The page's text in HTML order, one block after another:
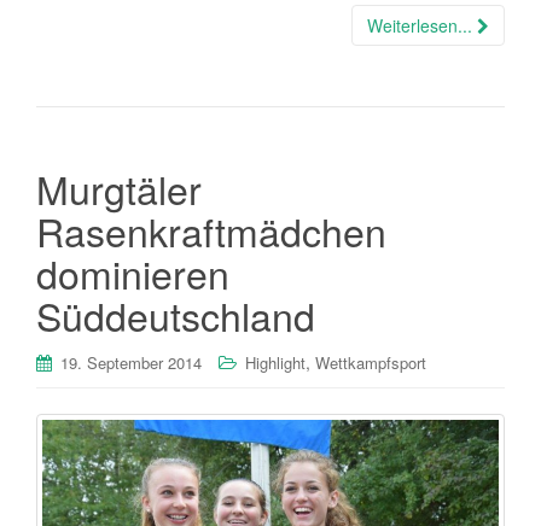
Weiterlesen...
Murgtäler
Rasenkraftmädchen
dominieren
Süddeutschland
19. September 2014 Highlight, Wettkampfsport